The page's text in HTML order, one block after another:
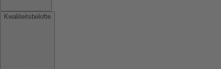
Kwaliteitsbelofte